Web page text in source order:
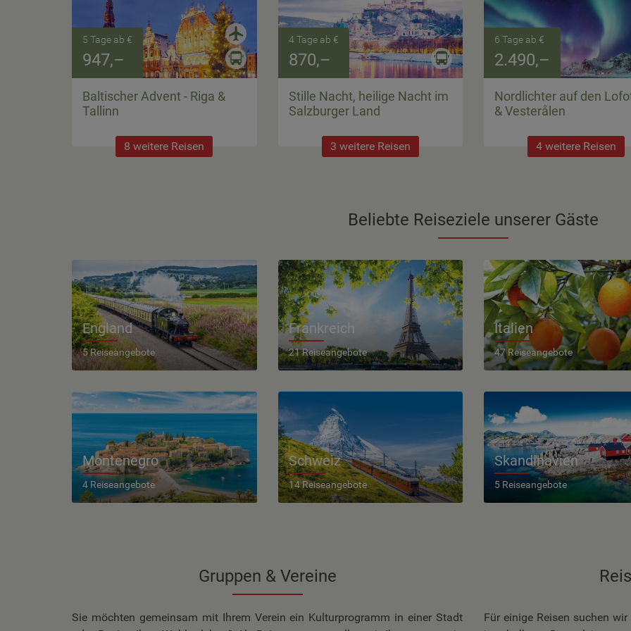
5 Tage ab €
947,–
Baltischer Advent - Riga &
Tallinn
8 weitere Reisen
4 Tage ab €
870,–
Stille Nacht, heilige Nacht im
Salzburger Land
3 weitere Reisen
6 Tage ab €
2.490,–
Nordlichter auf den
& Vesterålen
4 weitere Reisen
Beliebte Reiseziele unserer Gäste
England
5 Reiseangebote
Frankreich
21 Reiseangebote
Italien
47 Reiseangebote
Montenegro
4 Reiseangebote
Schweiz
14 Reiseangebote
Skandinavien
5 Reiseangebote
Gruppen & Vereine
Sie möchten gemeinsam mit Ihrem Verein ein Kulturprogramm in einer Stadt
Für einige Reisen suchen